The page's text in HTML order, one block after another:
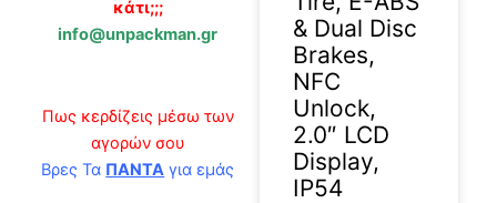
κάτι;;;
info@unpackman.gr
Πως κερδίζεις μέσω των
αγορών σου
Βρες Τα ΠΑΝΤΑ για εμάς
& Dual Disc
Brakes,
NFC
Unlock,
2.0″ LCD
Display,
IP54